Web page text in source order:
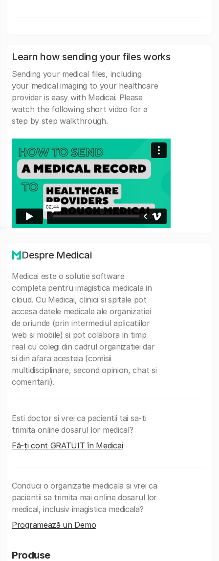
Learn how sending your files works
Sending your medical files, including
your medical imaging to your healthcare
provider is easy with Medicai. Please
watch the following short video for a
step by step walkthrough.
Despre Medicai
Medicai este o solutie software
completa pentru imagistica medicala in
cloud. Cu Medicai, clinici si spitale pot
accesa datele medicale ale organizatiei
de oriunde (prin intermediul aplicatiilor
web si mobile) si pot colabora in timp
real cu colegi din cadrul organizatiei dar
si din afara acesteia (comisii
multidisciplinare, second opinion, chat si
comentarii).
Esti doctor si vrei ca pacientii tai sa-ti
trimita online dosarul lor medical?
Fă-ți cont GRATUIT în Medicai
Conduci o organizatie medicala si vrei ca
pacientii sa trimita mai online dosarul lor
medical, inclusiv imagistica medicala?
Programează un Demo
Produse